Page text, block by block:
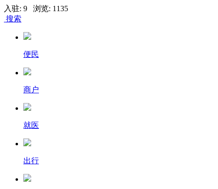
入驻: 9 浏览: 1135
搜索
便民
商户
就医
出行